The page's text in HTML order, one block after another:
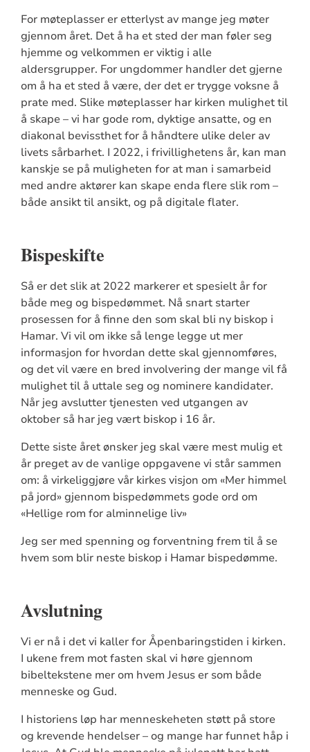
For møteplasser er etterlyst av mange jeg møter
gjennom året. Det å ha et sted der man føler seg
hjemme og velkommen er viktig i alle
aldersgrupper. For ungdommer handler det gjerne
om å ha et sted å være, der det er trygge voksne å
prate med. Slike møteplasser har kirken mulighet til
å skape – vi har gode rom, dyktige ansatte, og en
diakonal bevissthet for å håndtere ulike deler av
livets sårbarhet. I 2022, i frivillighetens år, kan man
kanskje se på muligheten for at man i samarbeid
med andre aktører kan skape enda flere slik rom –
både ansikt til ansikt, og på digitale flater.
Bispeskifte
Så er det slik at 2022 markerer et spesielt år for
både meg og bispedømmet. Nå snart starter
prosessen for å finne den som skal bli ny biskop i
Hamar. Vi vil om ikke så lenge legge ut mer
informasjon for hvordan dette skal gjennomføres,
og det vil være en bred involvering der mange vil få
mulighet til å uttale seg og nominere kandidater.
Når jeg avslutter tjenesten ved utgangen av
oktober så har jeg vært biskop i 16 år.
Dette siste året ønsker jeg skal være mest mulig et
år preget av de vanlige oppgavene vi står sammen
om: å virkeliggjøre vår kirkes visjon om «Mer himmel
på jord» gjennom bispedømmets gode ord om
«Hellige rom for alminnelige liv»
Jeg ser med spenning og forventning frem til å se
hvem som blir neste biskop i Hamar bispedømme.
Avslutning
Vi er nå i det vi kaller for Åpenbaringstiden i kirken.
I ukene frem mot fasten skal vi høre gjennom
bibeltekstene mer om hvem Jesus er som både
menneske og Gud.
I historiens løp har menneskeheten støtt på store
og krevende hendelser – og mange har funnet håp i